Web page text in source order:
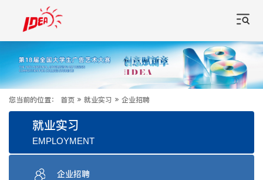
您当前的位置： 首页 » 就业实习 » 企业招聘
就业实习
EMPLOYMENT
企业招聘